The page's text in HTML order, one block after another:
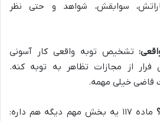
سوابقش، شواهد و حتی نظر
تشخیص توبه واقعی کار آسونی
از مجازات تظاهر به توبه کنه.
قاضی خیلی مهمه.
ماده ۱۱۷ یه بخش مهم دیگه هم داره: